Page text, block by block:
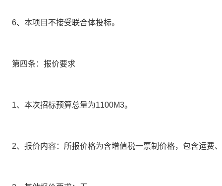
6、 本项目不接受联合体投标。
第四条：报价要求
1、 本次招标预算总量为1100M3。
2、 报价内容：所报价格为含增值税一票制价格，包含运费